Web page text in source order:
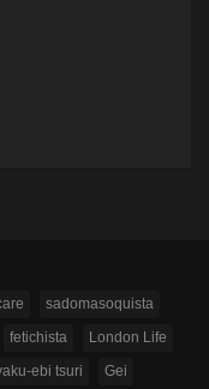
sadomasoquista
fetichista
London Life
ebi tsuri Gei